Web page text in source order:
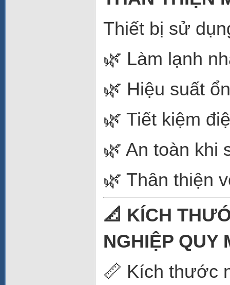
Thiết bị sử
🌿 Làm lạnh
🌿 Hiệu suất
🌿 Tiết kiệm
🌿 An toàn khi
🌿 Thân thiện
📐 KÍCH
NGHIỆP QUY
📏 Kích thước